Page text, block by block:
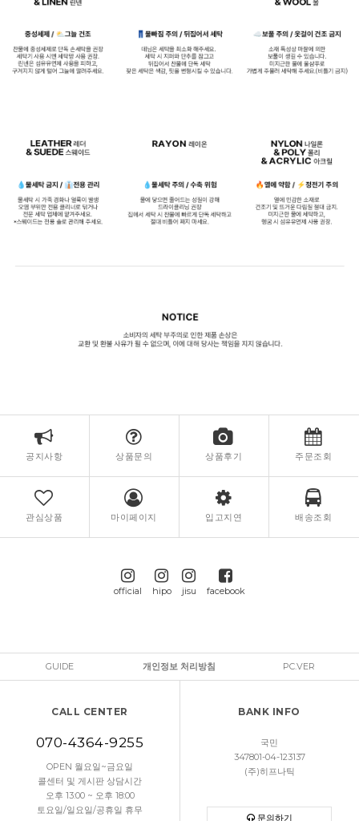
공지사항 상품문의 상품후기 주문조회
관심상품 마이페이지 입고지연 배송조회
official hipo jisu facebook
GUIDE 개인정보 처리방침 PC.VER
CALL CENTER
070-4364-9255
OPEN 월요일~금요일
콜센터 및 게시판 상담시간
오후 13:00 ~ 오후 18:00
토요일/일요일/공휴일 휴무
BANK INFO
국민
347801-04-123137
(주)히프나틱
문의하기